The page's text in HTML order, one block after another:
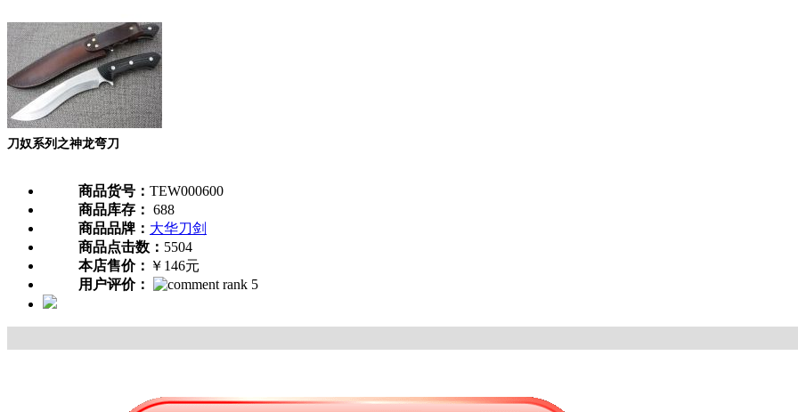
刀奴系列之神龙弯刀
商品货号： TEW000600
商品库存： 688
商品品牌： 大华刀剑
商品点击数： 5504
本店售价： ￥146元
用户评价：